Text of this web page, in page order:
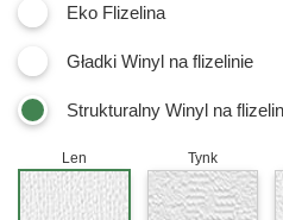
Eko Flizelina
Gładki Winyl na flizelinie
Strukturalny Winyl na
Len Tynk